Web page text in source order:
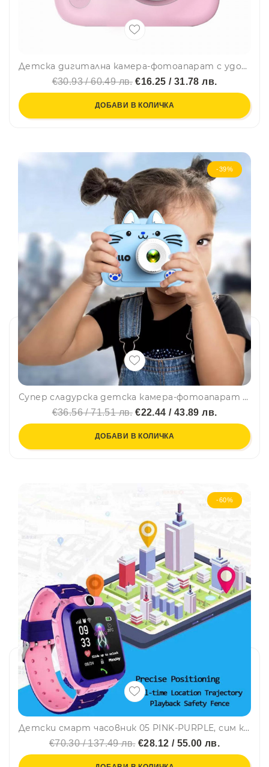
Детска дигитална камера-фотоапарат с удобна дръжка РОЗОВА
€30.93 / 60.49 лв.€16.25 / 31.78 лв.
ДОБАВИ В КОЛИЧКА
-39%
Супер сладурска детска камера-фотоапарат със силиконов кейс HELLO CAT BLUE
€36.56 / 71.51 лв.€22.44 / 43.89 лв.
ДОБАВИ В КОЛИЧКА
-60%
Детски смарт часовник 05 PINK-PURPLE, сим карта и камера, LBS Tracking, Водоустойчив, Лилав/ Розов
€70.30 / 137.49 лв.€28.12 / 55.00 лв.